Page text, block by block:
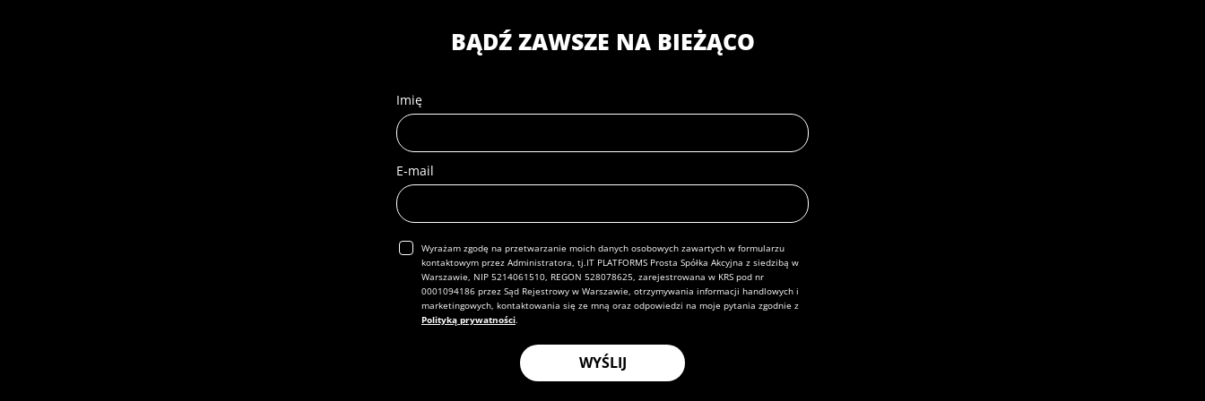
BĄDŹ ZAWSZE NA BIEŻĄCO
Imię
E-mail
Wyrażam zgodę na przetwarzanie moich danych osobowych zawartych w formularzu
kontaktowym przez Administratora, tj.IT PLATFORMS Prosta Spółka Akcyjna z siedzibą w
Warszawie, NIP 5214061510, REGON 528078625, zarejestrowana w KRS pod nr
0001094186 przez Sąd Rejestrowy w Warszawie, otrzymywania informacji handlowych i
marketingowych, kontaktowania się ze mną oraz odpowiedzi na moje pytania zgodnie z
Polityką prywatności.
WYŚLIJ
Masz już konto?Zaloguj się